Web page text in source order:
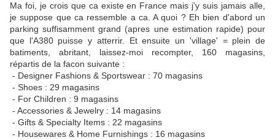
Ma foi, je crois que ca existe en France mais j'y suis jamais alle,
je suppose que ca ressemble a ca. A quoi ? Eh bien d'abord un
parking suffisamment grand (apres une estimation rapide) pour
que l'A380 puisse y atterrir. Et ensuite un 'village' = plein de
batiments, abritant, laissez-moi recompter, 160 magasins,
répartis de la facon suivante :
- Designer Fashions & Sportswear : 70 magasins
- Shoes : 29 magasins
- For Children : 9 magasins
- Accessories & Jewelry : 14 magasins
- Gifts & Specialty Items : 22 magasins
- Housewares & Home Furnishings : 16 magasins